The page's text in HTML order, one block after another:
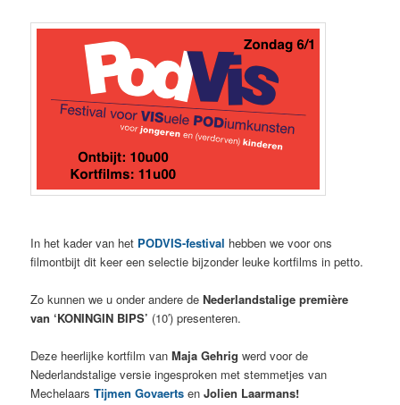
In het kader van het PODVIS-festival hebben we voor ons
filmontbijt dit keer een selectie bijzonder leuke kortfilms in petto.
Zo kunnen we u onder andere de Nederlandstalige première
van ‘KONINGIN BIPS’ (10′) presenteren.
Deze heerlijke kortfilm vanMaja Gehrig werd voor de
Nederlandstalige versie ingesproken met stemmetjes van
Mechelaars Tijmen Govaertsen Jolien Laarmans!